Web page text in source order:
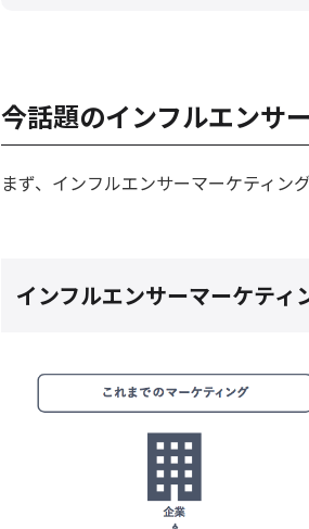
今話題のインフルエンサ
まず、インフルエンサーマーケティン
インフルエンサーマーケティ